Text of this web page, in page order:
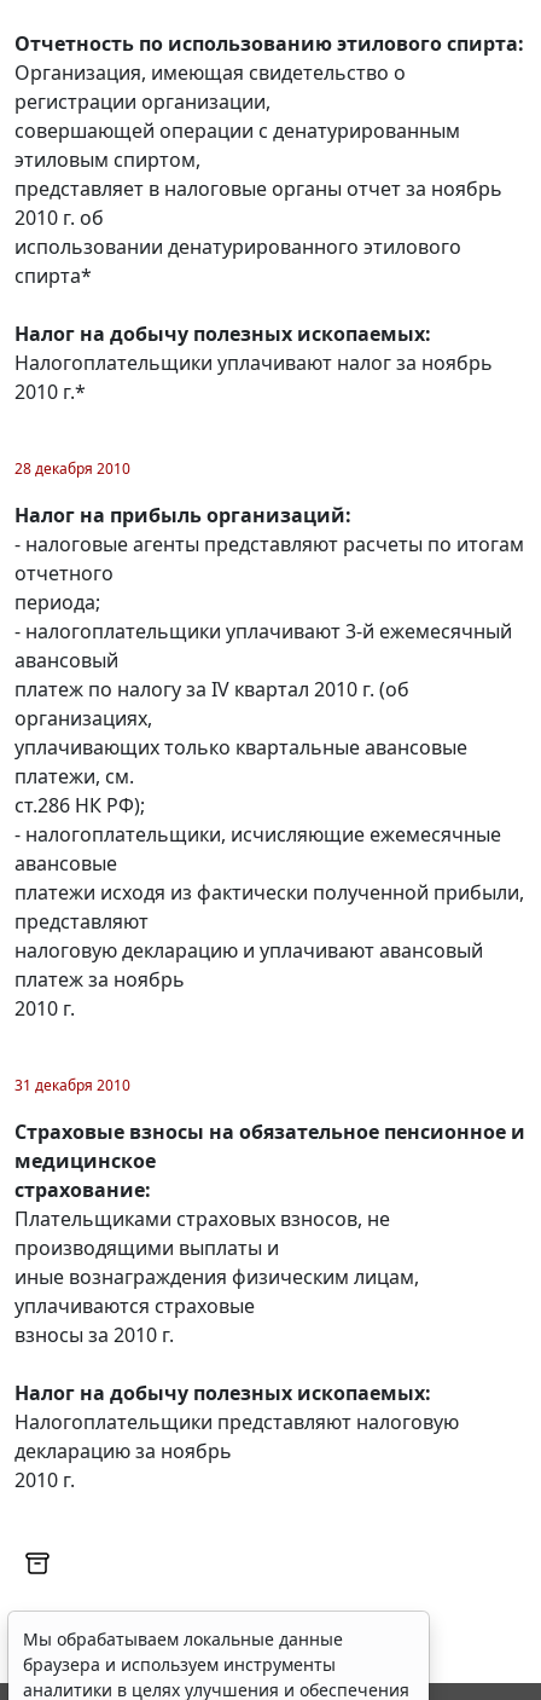
Отчетность по использованию этилового спирта:
Организация, имеющая свидетельство о
регистрации организации,
совершающей операции с денатурированным
этиловым спиртом,
представляет в налоговые органы отчет за ноябрь
2010 г. об
использовании денатурированного этилового
спирта*
Налог на добычу полезных ископаемых:
Налогоплательщики уплачивают налог за ноябрь
2010 г.*
28 декабря 2010
Налог на прибыль организаций:
- налоговые агенты представляют расчеты по итогам
отчетного
периода;
- налогоплательщики уплачивают 3-й ежемесячный
авансовый
платеж по налогу за IV квартал 2010 г. (об
организациях,
уплачивающих только квартальные авансовые
платежи, см.
ст.286 НК РФ);
- налогоплательщики, исчисляющие ежемесячные
авансовые
платежи исходя из фактически полученной прибыли,
представляют
налоговую декларацию и уплачивают авансовый
платеж за ноябрь
2010 г.
31 декабря 2010
Страховые взносы на обязательное пенсионное и
медицинское
страхование:
Плательщиками страховых взносов, не
производящими выплаты и
иные вознаграждения физическим лицам,
уплачиваются страховые
взносы за 2010 г.
Налог на добычу полезных ископаемых:
Налогоплательщики представляют налоговую
декларацию за ноябрь
2010 г.
Мы обрабатываем локальные данные
браузера и используем инструменты
аналитики в целях улучшения и обеспечения